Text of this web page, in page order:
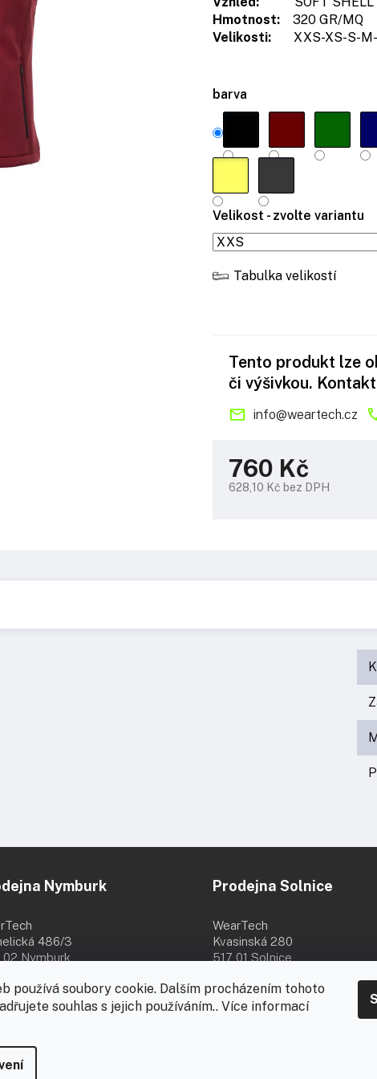
používá soubory cookie. Dalším procházením tohoto
souhlas s jejich používáním.. Více informací
8.
E-
za
barva
Velikost - zvolte variantu
Tabulka velikostí
Hmotnost:
320 GR/MQ
Velikosti:
XXS-XS-S-
760 Kč
628,10 Kč bez DPH
Tento produkt lze
či výšivkou.
info@weartech.cz
Nymburk
486/3
Nymburk
Prodejna Solnice
WearTech
Kvasinská 280
517 01 Solnice